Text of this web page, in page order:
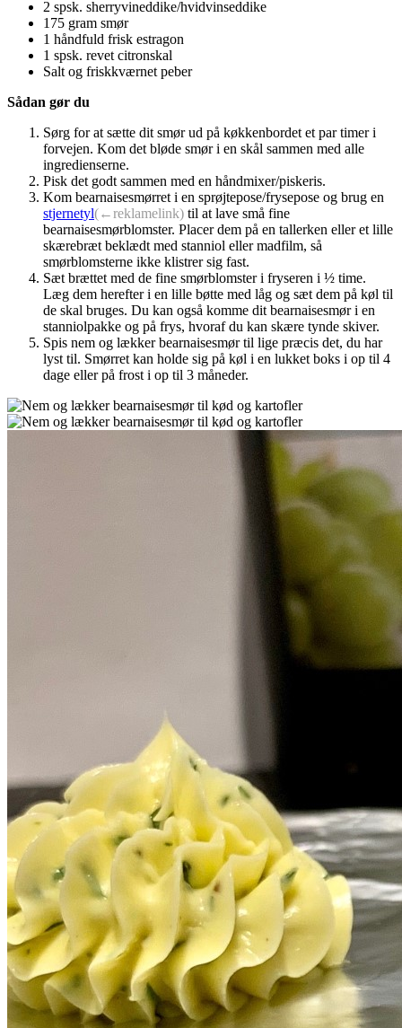
2 spsk. sherryvineddike/hvidvinseddike
175 gram smør
1 håndfuld frisk estragon
1 spsk. revet citronskal
Salt og friskkværnet peber
Sådan gør du
Sørg for at sætte dit smør ud på køkkenbordet et par timer i
forvejen. Kom det bløde smør i en skål sammen med alle
ingredienserne.
Pisk det godt sammen med en håndmixer/piskeris.
Kom bearnaisesmørret i en sprøjtepose/frysepose og brug en
stjernetyl(←reklamelink) til at lave små fine
bearnaisesmørblomster. Placer dem på en tallerken eller et lille
skærebræt beklædt med stanniol eller madfilm, så
smørblomsterne ikke klistrer sig fast.
Sæt brættet med de fine smørblomster i fryseren i ½ time.
Læg dem herefter i en lille bøtte med låg og sæt dem på køl til
de skal bruges. Du kan også komme dit bearnaisesmør i en
stanniolpakke og på frys, hvoraf du kan skære tynde skiver.
Spis nem og lækker bearnaisesmør til lige præcis det, du har
lyst til. Smørret kan holde sig på køl i en lukket boks i op til 4
dage eller på frost i op til 3 måneder.